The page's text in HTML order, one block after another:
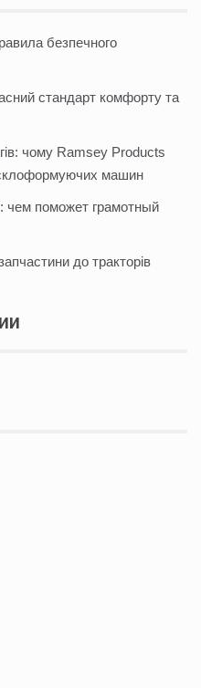
безпечного
стандарт комфорту та
чому Ramsey Products
машин
поможет грамотный
до тракторів